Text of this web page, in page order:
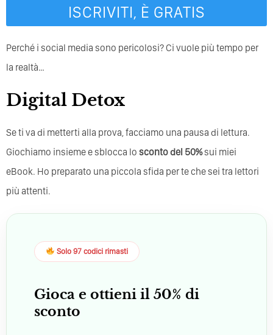
Perché i social media sono pericolosi? Ci vuole più tempo per
la realtà…
Digital Detox
Se ti va di metterti alla prova, facciamo una pausa di lettura.
Giochiamo insieme e sblocca lo sconto del 50%sui miei
eBook. Ho preparato una piccola sfida per te che sei tra lettori
più attenti.
Solo 97 codici rimasti
Gioca e ottieni il 50% di
sconto